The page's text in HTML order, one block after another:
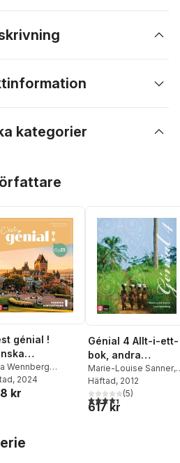
kategorier
génial !
1,
upplagan
Wennberg
,Marie-
Sanner
, 2024
kr
Génial 4 Allt-i-ett-
bok, andra
upplagan
Marie-Louise Sanner,
Lena Wennberg
Trolleberg
Häftad, 2012
4,4utav 5 stjärnor.
(5)
617 kr